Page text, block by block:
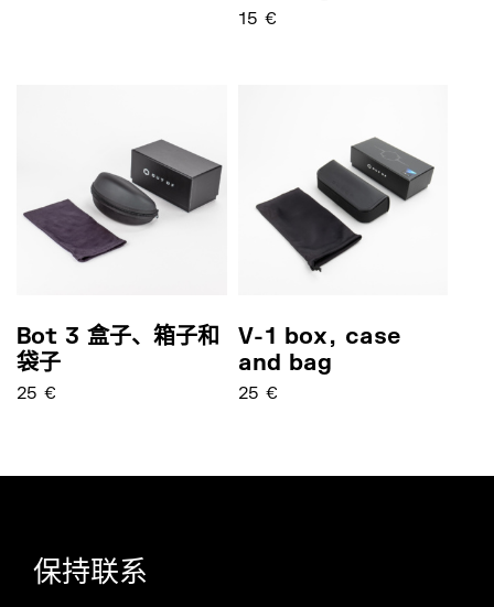
15 €
Bot 3 盒子、箱子和
袋子
25 €
V-1 box, case
and bag
25 €
保持联系